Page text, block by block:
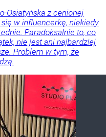
Osiatyńska z cenionej
w influencerkę, niekiedy
Paradoksalnie to, co
nie jest ani najbardziej
Problem w tym, że